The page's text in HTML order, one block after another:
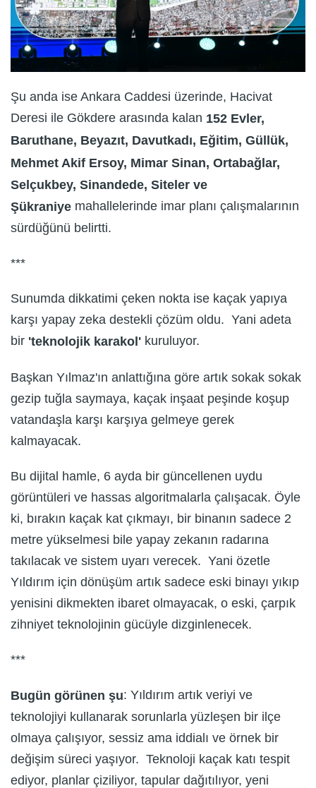
Şu anda ise Ankara Caddesi üzerinde, Hacivat
Deresi ile Gökdere arasında kalan 152 Evler,
Baruthane, Beyazıt, Davutkadı, Eğitim, Güllük,
Mehmet Akif Ersoy, Mimar Sinan, Ortabağlar,
Selçukbey, Sinandede, Siteler ve
Şükraniye mahallelerinde imar planı çalışmalarının
sürdüğünü belirtti.
***
Sunumda dikkatimi çeken nokta ise kaçak yapıya
karşı yapay zeka destekli çözüm oldu. Yani adeta
bir 'teknolojik karakol' kuruluyor.
Başkan Yılmaz'ın anlattığına göre artık sokak sokak
gezip tuğla saymaya, kaçak inşaat peşinde koşup
vatandaşla karşı karşıya gelmeye gerek
kalmayacak.
Bu dijital hamle, 6 ayda bir güncellenen uydu
görüntüleri ve hassas algoritmalarla çalışacak. Öyle
ki, bırakın kaçak kat çıkmayı, bir binanın sadece 2
metre yükselmesi bile yapay zekanın radarına
takılacak ve sistem uyarı verecek. Yani özetle
Yıldırım için dönüşüm artık sadece eski binayı yıkıp
yenisini dikmekten ibaret olmayacak, o eski, çarpık
zihniyet teknolojinin gücüyle dizginlenecek.
***
Bugün görünen şu: Yıldırım artık veriyi ve
teknolojiyi kullanarak sorunlarla yüzleşen bir ilçe
olmaya çalışıyor, sessiz ama iddialı ve örnek bir
değişim süreci yaşıyor. Teknoloji kaçak katı tespit
ediyor, planlar çiziliyor, tapular dağıtılıyor, yeni